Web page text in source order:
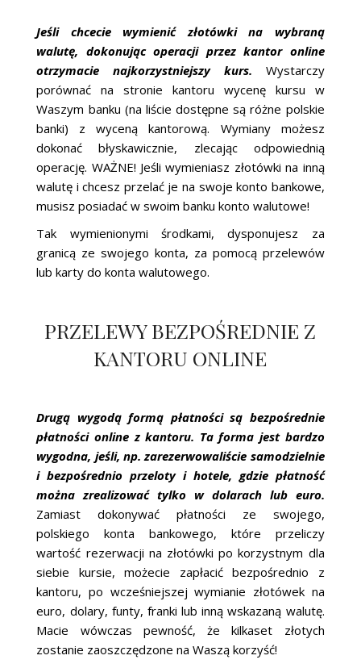
Jeśli chcecie wymienić złotówki na wybraną
walutę, dokonując operacji przez kantor online
otrzymacie najkorzystniejszy kurs.
Wystarczy
porównać na stronie kantoru wycenę kursu w
Waszym banku (na liście dostępne są różne polskie
banki) z wyceną kantorową. Wymiany możesz
dokonać błyskawicznie, zlecając odpowiednią
operację. WAŻNE! Jeśli wymieniasz złotówki na inną
walutę i chcesz przelać je na swoje konto bankowe,
musisz posiadać w swoim banku konto walutowe!
Tak wymienionymi środkami, dysponujesz za
granicą ze swojego konta, za pomocą przelewów
lub karty do konta walutowego.
PRZELEWY BEZPOŚREDNIE Z
KANTORU ONLINE
Drugą wygodą formą płatności są bezpośrednie
płatności online z kantoru. Ta forma jest bardzo
wygodna, jeśli, np. zarezerwowaliście samodzielnie
i bezpośrednio przeloty i hotele, gdzie płatność
można zrealizować tylko w dolarach lub euro.
Zamiast dokonywać płatności ze swojego,
polskiego konta bankowego, które przeliczy
wartość rezerwacji na złotówki po korzystnym dla
siebie kursie, możecie zapłacić bezpośrednio z
kantoru, po wcześniejszej wymianie złotówek na
euro, dolary, funty, franki lub inną wskazaną walutę.
Macie wówczas pewność, że kilkaset złotych
zostanie zaoszczędzone na Waszą korzyść!